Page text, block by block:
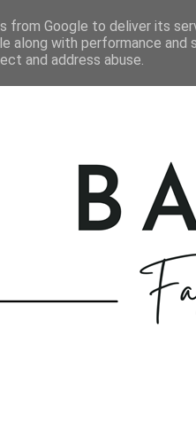
GŁÓWNA STYLIZACJE
from Google to deliver its
along with performance
and address abuse.